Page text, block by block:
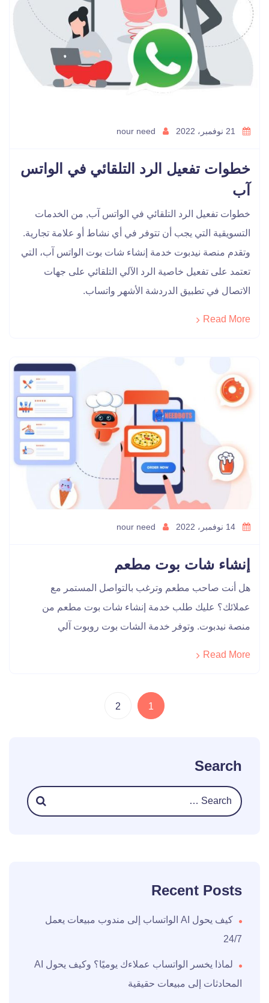
21 نوفمبر، 2022
خطوات تفعيل الرد التلقائي في الواتس
آب
خطوات تفعيل الرد التلقائي في الواتس آب, من الخدمات
التسويقية التي يجب أن تتوفر في أي نشاط أو علامة تجارية.
وتقدم منصة نيدبوت خدمة إنشاء شات بوت الواتس آب، التي
تعتمد على تفعيل خاصية الرد الآلي التلقائي على جهات
الاتصال في تطبيق الدردشة الأشهر واتساب.
Read More
14 نوفمبر، 2022
إنشاء شات بوت مطعم
هل أنت صاحب مطعم وترغب بالتواصل المستمر مع
عملائك؟ عليك طلب خدمة إنشاء شات بوت مطعم من
منصة نيدبوت. وتوفر خدمة الشات بوت روبوت آلي
Read More
1
2
Search
Recent Posts
كيف يحول AI الواتساب إلى مندوب مبيعات يعمل
24/7
لماذا يخسر الواتساب عملاءك يوميًا؟ وكيف يحول AI
المحادثات إلى مبيعات حقيقية